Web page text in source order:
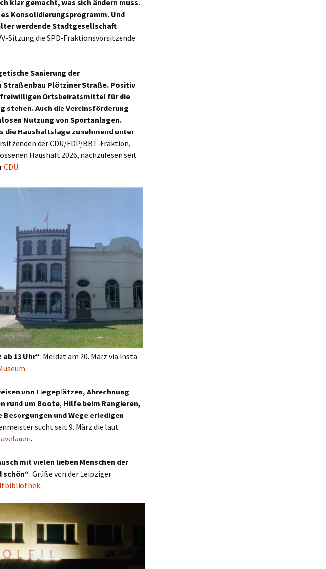
klar gemacht, was sich ändern muss.
Konsolidierungsprogramm. Und
werdende Stadtgesellschaft
Sitzung die SPD-Fraktionsvorsitzende
Sanierung der
Straßenbau Plötziner Straße. Positiv
freiwilligen Ortsbeiratsmittel für die
stehen. Auch die Vereinsförderung
Nutzung von Sportanlagen.
die Haushaltslage zunehmend unter
der CDU/FDP/BBT-Fraktion,
Haushalt 2026, nachzulesen seit
CDU.
13 Uhr“: Meldet am 20. März via Insta
.
von Liegeplätzen, Abrechnung
um Boote, Hilfe beim Rangieren,
und Wege erledigen
sucht seit 9. März die laut
.
mit vielen lieben Menschen der
schön“: Grüße von der Leipziger
.